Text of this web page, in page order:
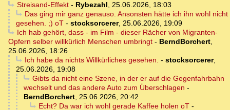
Streisand-Effekt- Rybezahl, 25.06.2026, 18:03
Das ging mir ganz genauso. Ansonsten hätte ich ihn wohl nicht
gesehen. ;) oT - stocksorcerer, 25.06.2026, 19:09
Ich hab gehört, dass - im Film - dieser Rächer von Migranten-
Opfern selber willkürlich Menschen umbringt - BerndBorchert,
25.06.2026, 18:26
Ich habe da nichts Willkürliches gesehen. - stocksorcerer,
25.06.2026, 19:08
Gibts da nicht eine Szene, in der er auf die Gegenfahrbahn
wechselt und das andere Auto zum Überschlagen -
BerndBorchert, 25.06.2026, 20:42
Echt? Da war ich wohl gerade Kaffee holen oT-